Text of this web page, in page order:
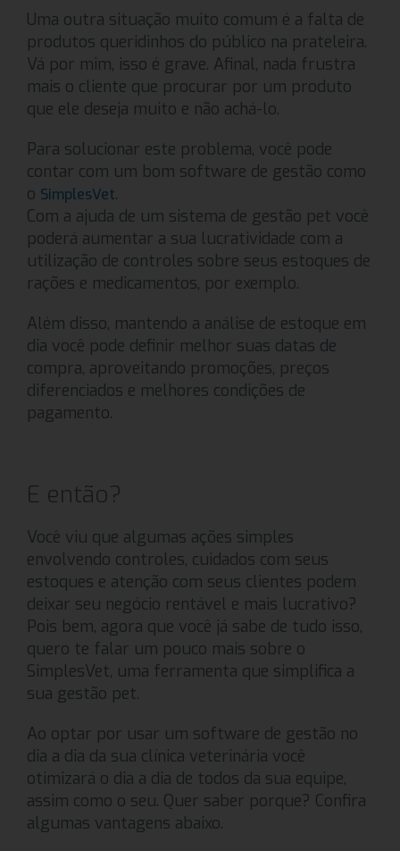
Uma outra situação muito comum é a falta de
produtos queridinhos do público na prateleira.
Vá por mim, isso é grave. Afinal, nada frustra
mais o cliente que procurar por um produto
que ele deseja muito e não achá-lo.
Para solucionar este problema, você pode
contar com um bom software de gestão como
o SimplesVet.
Com a ajuda de um sistema de gestão pet você
poderá aumentar a sua lucratividade com a
utilização de controles sobre seus estoques de
rações e medicamentos, por exemplo.
Além disso, mantendo a análise de estoque em
dia você pode definir melhor suas datas de
compra, aproveitando promoções, preços
diferenciados e melhores condições de
pagamento.
E então?
Você viu que algumas ações simples
envolvendo controles, cuidados com seus
estoques e atenção com seus clientes podem
deixar seu negócio rentável e mais lucrativo?
Pois bem, agora que você já sabe de tudo isso,
quero te falar um pouco mais sobre o
SimplesVet, uma ferramenta que simplifica a
sua gestão pet.
Ao optar por usar um software de gestão no
dia a dia da sua clínica veterinária você
otimizará o dia a dia de todos da sua equipe,
assim como o seu. Quer saber porque? Confira
algumas vantagens abaixo.